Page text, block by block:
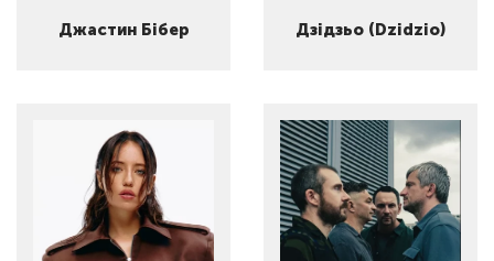
Джастин Бібер Дзідзьо (Dzidzio)